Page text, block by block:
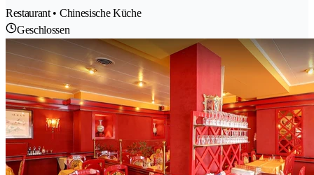
Restaurant • Chinesische Küche
Geschlossen